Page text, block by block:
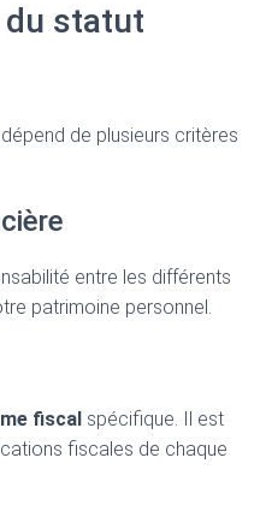
du statut
dépend de plusieurs critères
entre les différents
patrimoine personnel.
fiscal spécifique. Il est
fiscales de chaque